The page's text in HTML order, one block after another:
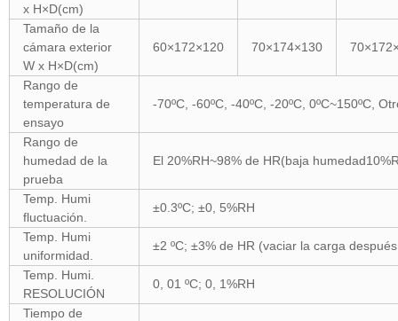
x H×D(cm)
Tamaño de la
cámara exterior
W x H×D(cm)
60×172×120 70×174×130
Rango de
temperatura de
ensayo
-70ºC, -60ºC, -40ºC, -20ºC, 0ºC~150ºC,
Rango de
humedad de la
prueba
El 20%RH~98% de HR(baja
Temp. Humi
fluctuación.
±0.3ºC; ±0, 5%RH
Temp. Humi
uniformidad.
±2 ºC; ±3% de HR (vaciar la carga
Temp. Humi.
RESOLUCIÓN
0, 01 ºC; 0, 1%RH
Tiempo de